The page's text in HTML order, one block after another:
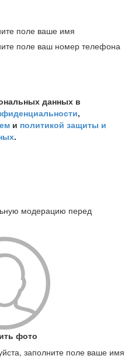
поле ваше имя
поле ваш номер телефона
данных в
,
и политикой защиты и
.
модерацию перед
фото
заполните поле ваше имя